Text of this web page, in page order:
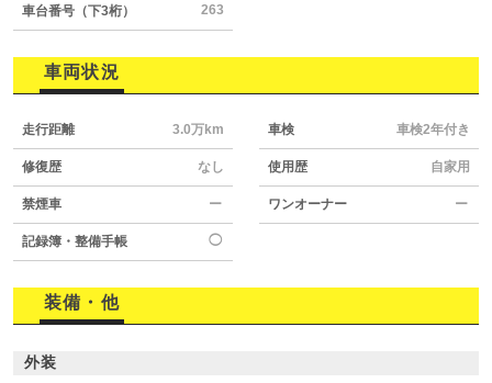
車台番号（下3桁） 263
車両状況
走行距離 3.0万km 車検 車検2年付き
修復歴 なし 使用歴 自家用
禁煙車 ー ワンオーナー ー
記録簿・整備手帳 ◯
装備・他
外装